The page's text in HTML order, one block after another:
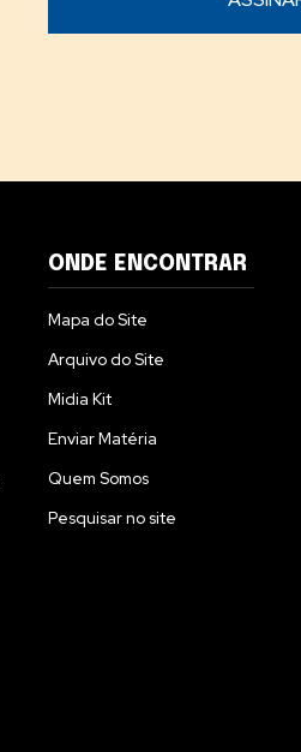
ONDE ENCONTRAR
Mapa do Site
Arquivo do Site
Midia Kit
Enviar Matéria
Quem Somos
Pesquisar no site